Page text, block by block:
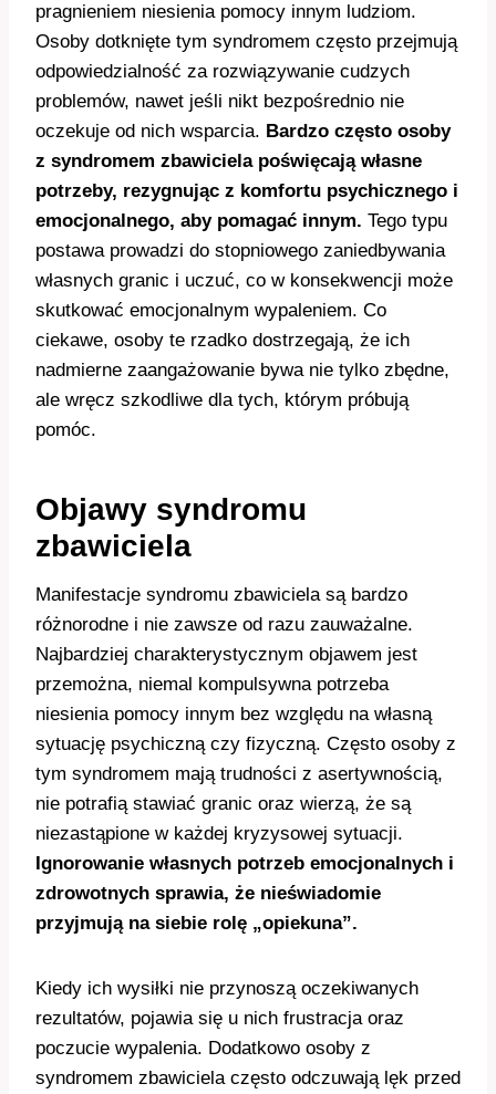
pragnieniem niesienia pomocy innym ludziom.
Osoby dotknięte tym syndromem często przejmują
odpowiedzialność za rozwiązywanie cudzych
problemów, nawet jeśli nikt bezpośrednio nie
oczekuje od nich wsparcia. Bardzo często osoby
z syndromem zbawiciela poświęcają własne
potrzeby, rezygnując z komfortu psychicznego i
emocjonalnego, aby pomagać innym. Tego typu
postawa prowadzi do stopniowego zaniedbywania
własnych granic i uczuć, co w konsekwencji może
skutkować emocjonalnym wypaleniem. Co
ciekawe, osoby te rzadko dostrzegają, że ich
nadmierne zaangażowanie bywa nie tylko zbędne,
ale wręcz szkodliwe dla tych, którym próbują
pomóc.
Objawy syndromu
zbawiciela
Manifestacje syndromu zbawiciela są bardzo
różnorodne i nie zawsze od razu zauważalne.
Najbardziej charakterystycznym objawem jest
przemożna, niemal kompulsywna potrzeba
niesienia pomocy innym bez względu na własną
sytuację psychiczną czy fizyczną. Często osoby z
tym syndromem mają trudności z asertywnością,
nie potrafią stawiać granic oraz wierzą, że są
niezastąpione w każdej kryzysowej sytuacji.
Ignorowanie własnych potrzeb emocjonalnych i
zdrowotnych sprawia, że nieświadomie
przyjmują na siebie rolę „opiekuna”.
Kiedy ich wysiłki nie przynoszą oczekiwanych
rezultatów, pojawia się u nich frustracja oraz
poczucie wypalenia. Dodatkowo osoby z
syndromem zbawiciela często odczuwają lęk przed